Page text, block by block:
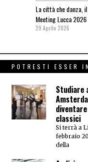
La città che danza,
Meeting Lucca 2026
29 Aprile 2026
Dance News
Livorno n°
POTRESTI ESSER
Studiare
classici
Si terrà a
febbraio
della